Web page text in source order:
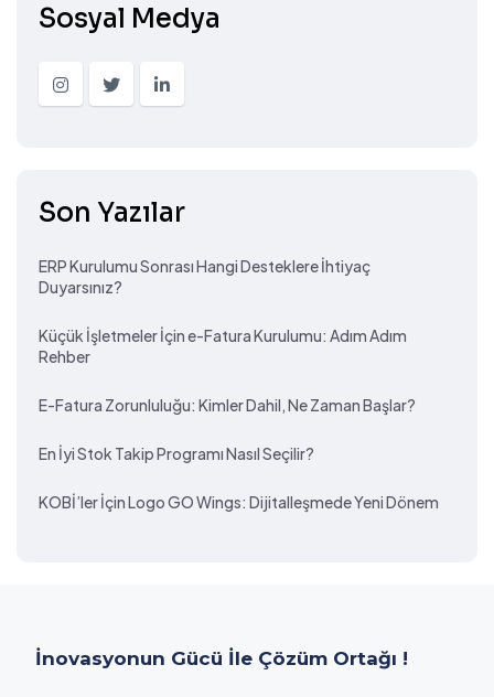
Sosyal Medya
Son Yazılar
ERP Kurulumu Sonrası Hangi Desteklere İhtiyaç
Duyarsınız?
Küçük İşletmeler İçin e-Fatura Kurulumu: Adım Adım
Rehber
E-Fatura Zorunluluğu: Kimler Dahil, Ne Zaman Başlar?
En İyi Stok Takip Programı Nasıl Seçilir?
KOBİ’ler İçin Logo GO Wings: Dijitalleşmede Yeni Dönem
İnovasyonun Gücü İle Çözüm Ortağı !